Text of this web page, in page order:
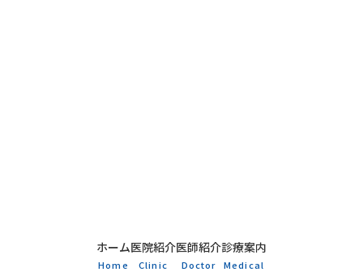
ホーム
Home
医院紹介
Clinic
医師紹介
Doctor
診療案内
Medical